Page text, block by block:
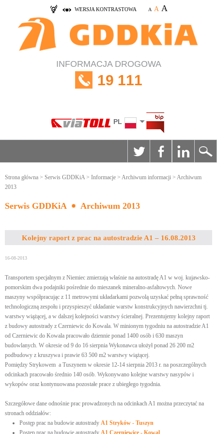
WERSJA KONTRASTOWA A A A
INFORMACJA DROGOWA
19 111
PL
Strona główna > Serwis GDDKiA> Informacje > Archiwum informacji > Archiwum
2013
Serwis GDDKiA Archiwum 2013
Kolejny raport z prac na autostradzie A1 – 16.08.2013
16-08-2013
Transportem specjalnym z Niemiec zmierzają właśnie na autostradę A1 w woj. kujawsko-
pomorskim dwa podajniki pośrednie do mieszanek mineralno-asfaltowych. Nowe
maszyny współpracując z 11 metrowymi układarkami pozwolą uzyskać pełną sprawność
technologiczną zespołu i przyspieszyć układanie warstw konstrukcyjnych nawierzchni tj.
warstwy wiążącej, a w dalszej kolejności warstwy ścieralnej. Prezentujemy kolejny raport
z budowy autostrady z Czerniewic do Kowala. W minionym tygodniu na autostradzie A1
od Czerniewic do Kowala pracowało dziennie ponad 1400 osób i 630 maszyn
budowlanych. W okresie od 9 do 16 sierpnia Wykonawca ułożył ponad 26 200 m2
podbudowy z kruszywa i prawie 63 500 m2 warstwy wiążącej.
Pomiędzy Strykowem a Tuszynem w okresie 12-14 sierpnia 2013 r. na poszczególnych
odcinkach pracowało średnio 140 osób. Wykonywano kolejne warstwy nasypów i
wykopów oraz kontynuowana pozostałe prace z ubiegłego tygodnia.
Szczegółowe dane odnośnie prac prowadzonych na odcinkach A1 można przeczytać na
stronach oddziałów:
Postęp prac na budowie autostrady A1 Stryków - Tuszyn
Postęp prac na budowie autostrady A1 Czerniewice - Kowal